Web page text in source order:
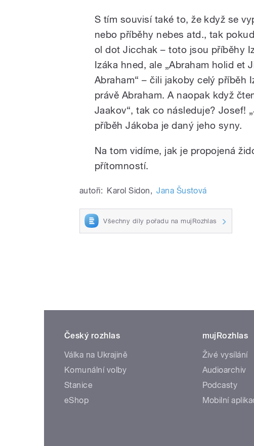
S tím souvisí také to, že když se
nebo příběhy nebes atd., tak
ol dot Jicchak – toto jsou příběhy
Izáka hned, ale „Abraham holid et
Abraham“ – čili jakoby celý příběh
právě Abraham. A naopak když
Jaakov“, tak co následuje? Josef!
příběh Jákoba je daný jeho syny.
Na tom vidíme, jak je propojená
přítomností.
autoři: Karol Sidon, Jana Šustová
Všechny díly pořadu na mujRozhlas
Český rozhlas
Válka na Ukrajině
Komunální volby
Stanice
eShop
mujRozhlas
Živé vysílání
Audioarchiv
Podcasty
Mobilní